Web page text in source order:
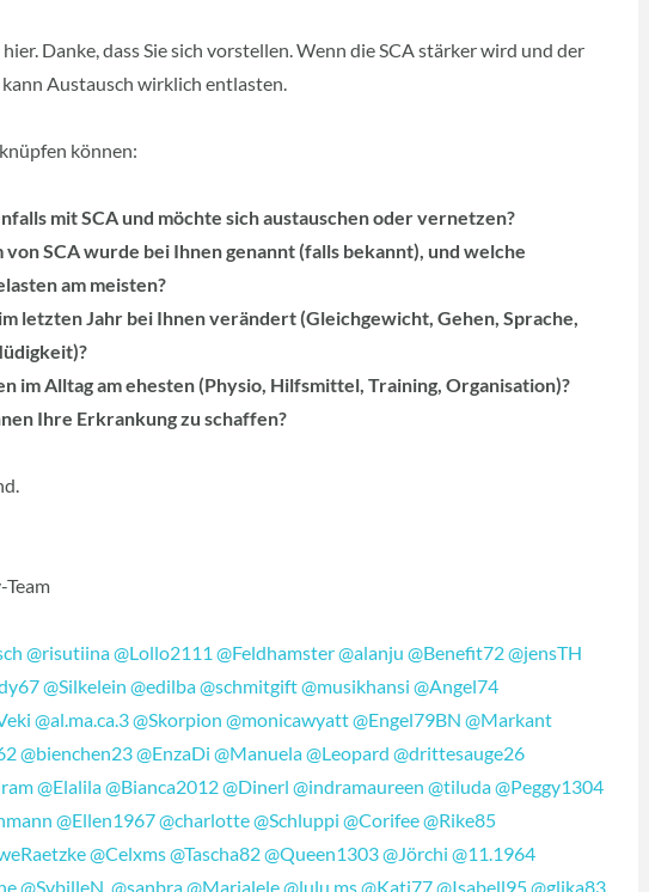
Danke, dass Sie sich vorstellen. Wenn die SCA stärker wird und der
Austausch wirklich entlasten.
können:
mit SCA und möchte sich austauschen oder vernetzen?
von SCA wurde bei Ihnen genannt (falls bekannt), und welche
am meisten?
letzten Jahr bei Ihnen verändert (Gleichgewicht, Gehen, Sprache,
im Alltag am ehesten (Physio, Hilfsmittel, Training, Organisation)?
Ihre Erkrankung zu schaffen?
@risutiina@Lollo2111 @Feldhamster@alanju @Benefit72@jensTH
@Silkelein @edilba@schmitgift@musikhansi @Angel74
@al.ma.ca.3@Skorpion @monicawyatt@Engel79BN @Markant
@bienchen23@EnzaDi @Manuela@Leopard @drittesauge26
@Elalila@Bianca2012@Dinerl @indramaureen @tiluda@Peggy1304
@Ellen1967@charlotte@Schluppi @Corifee@Rike85
@Celxms@Tascha82@Queen1303@Jörchi @11.1964
@SybilleN.@sanbra@Marialele@lulu.ms@Kati77@Isabell95@glika83